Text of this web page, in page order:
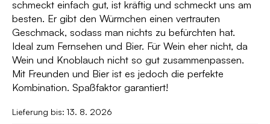
schmeckt einfach gut, ist kräftig und schmeckt uns am
besten. Er gibt den Würmchen einen vertrauten
Geschmack, sodass man nichts zu befürchten hat.
Ideal zum Fernsehen und Bier. Für Wein eher nicht, da
Wein und Knoblauch nicht so gut zusammenpassen.
Mit Freunden und Bier ist es jedoch die perfekte
Kombination. Spaßfaktor garantiert!
Lieferung bis: 13. 8. 2026
f
e
h
l
e
n